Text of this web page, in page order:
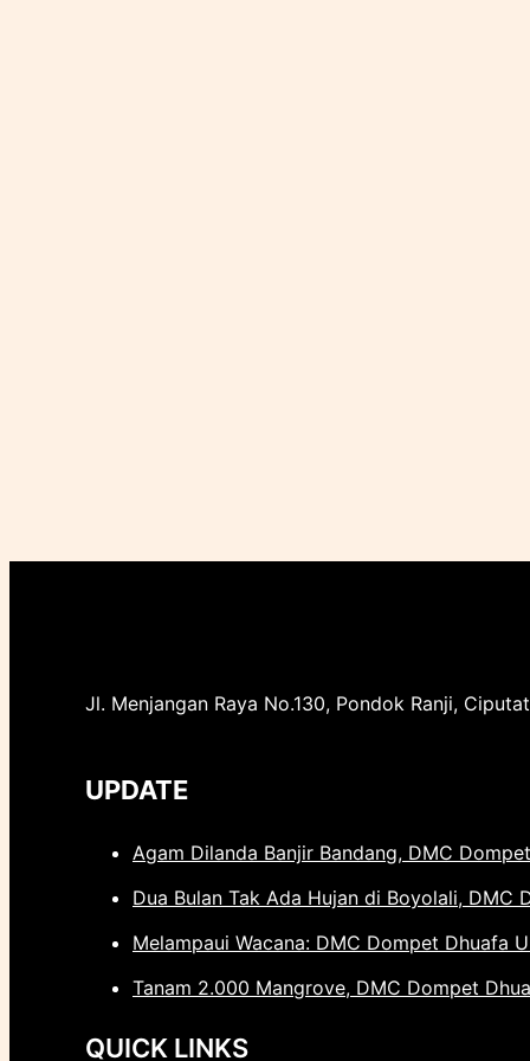
Jl. Menjangan Raya No.130, Pondok Ranji,
UPDATE
Agam Dilanda Banjir Bandang, DMC
Dua Bulan Tak Ada Hujan di Boyolali, DMC
Melampaui Wacana: DMC Dompet Dhuafa
Tanam 2.000 Mangrove, DMC Dompet
QUICK LINKS